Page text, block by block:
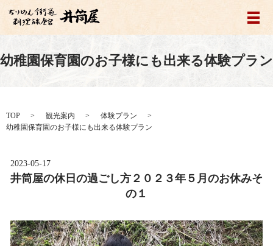
メ
幼稚園保育園のお子様にも出来る体験プラン
TOP 観光案内
体験プラン
幼稚園保育園のお子様にも出来る体験プラン
2023-05-17
井筒屋の休日の過ごし方２０２３年５月のお休みそ
の１